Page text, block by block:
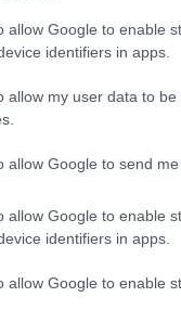
allow Google to enable
identifiers in apps.
allow my user data to
allow Google to send
allow Google to enable
identifiers in apps.
allow Google to enable
ha già avuto
coach Anile –
grinta che
con Maruotti